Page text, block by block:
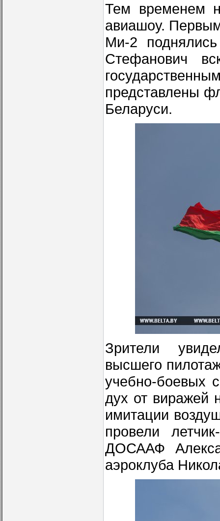
Тем временем
авиашоу.
Ми-2
Стефанович
представлены
Беларуси.
Зрители
высшего
учебно-боевых
дух от виражей
имитации
провели
ДОСААФ
аэроклуба